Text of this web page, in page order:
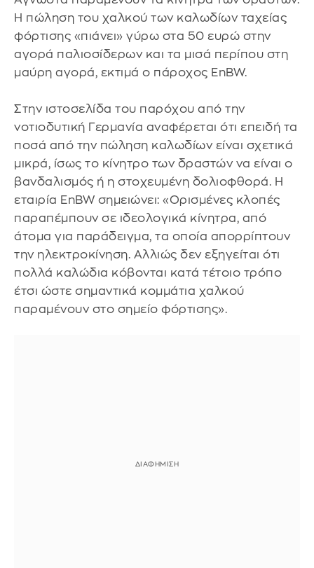
Η πώληση του χαλκού των καλωδίων ταχείας
φόρτισης «πιάνει» γύρω στα 50 ευρώ στην
αγορά παλιοσίδερων και τα μισά περίπου στη
μαύρη αγορά, εκτιμά ο πάροχος EnBW.
Στην ιστοσελίδα του παρόχου από την
νοτιοδυτική Γερμανία αναφέρεται ότι επειδή τα
ποσά από την πώληση καλωδίων είναι σχετικά
μικρά, ίσως το κίνητρο των δραστών να είναι ο
βανδαλισμός ή η στοχευμένη δολιοφθορά. Η
εταιρία EnBW σημειώνει: «Ορισμένες κλοπές
παραπέμπουν σε ιδεολογικά κίνητρα, από
άτομα για παράδειγμα, τα οποία απορρίπτουν
την ηλεκτροκίνηση. Αλλιώς δεν εξηγείται ότι
πολλά καλώδια κόβονται κατά τέτοιο τρόπο
έτσι ώστε σημαντικά κομμάτια χαλκού
παραμένουν στο σημείο φόρτισης».